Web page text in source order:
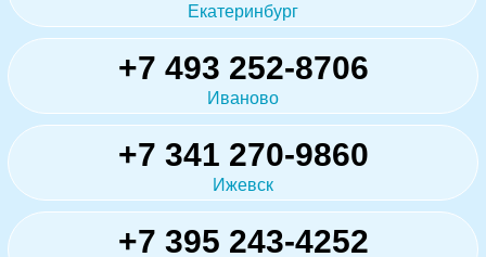
Екатеринбург
+7 493 252-8706
Иваново
+7 341 270-9860
Ижевск
+7 395 243-4252